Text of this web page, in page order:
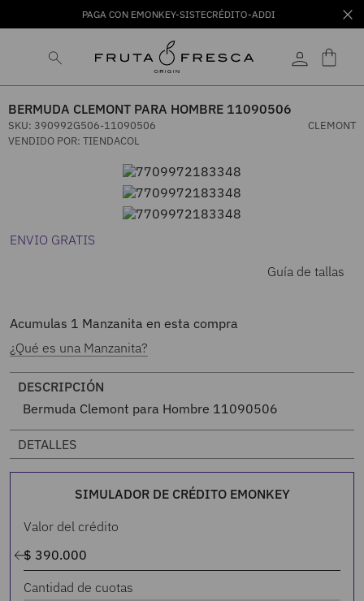
PAGA CON EMONKEY-SISTECRÉDITO-ADDI
BERMUDA CLEMONT PARA HOMBRE 11090506
SKU: 390992G506-11090506
CLEMONT
VENDIDO POR: TIENDACOL
ENVIO GRATIS
Guía de tallas
Acumulas 1 Manzanita en esta compra
¿Qué es una Manzanita?
DESCRIPCIÓN
Bermuda Clemont para Hombre 11090506
DETALLES
SIMULADOR DE CRÉDITO EMONKEY
Valor del crédito
Cantidad de cuotas